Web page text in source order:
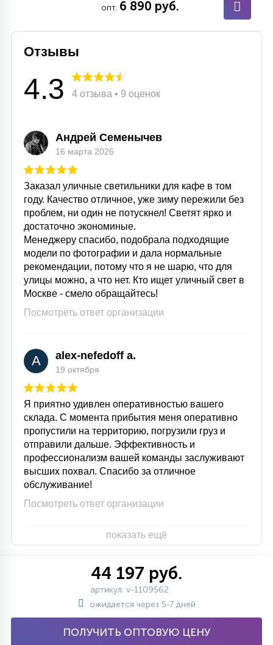
УПРАВЛЕНИЕ СВЕТОМ
ПОДВЕСНЫЕ
НАПОЛЬНЫЕ
НАСТЕННЫЕ
С УПРАВЛЕНИЕМ
опт. 6 890 руб.
Отзывы
4.3 4 отзыва • 9 оценок
Андрей Семенычев
16 марта 2026
Заказал уличные светильники для кафе в том
году. Качество отличное, уже зиму пережили без
проблем, ни один не потускнел! Светят ярко и
достаточно экономиные.
Менеджеру спасибо, подобрала подходящие
модели по фотографии и дала нормальные
рекомендации, потому что я не шарю, что для
улицы можно, а что нет. Кто ищет уличный свет в
Москве - смело обращайтесь!
Посмотреть ответ организации
A alex-nefedoff a.
19 октября
Я приятно удивлен оперативностью вашего
склада. С момента прибытия меня оперативно
пропустили на территорию, погрузили груз и
отправили дальше. Эффективность и
профессионализм вашей команды заслуживают
высших похвал. Спасибо за отличное
обслуживание!
Посмотреть ответ организации
показать ещё
44 197 руб.
артикул: v-1109562
ожидается через 5-7 дней
ПОЛУЧИТЬ ОПТОВУЮ ЦЕНУ